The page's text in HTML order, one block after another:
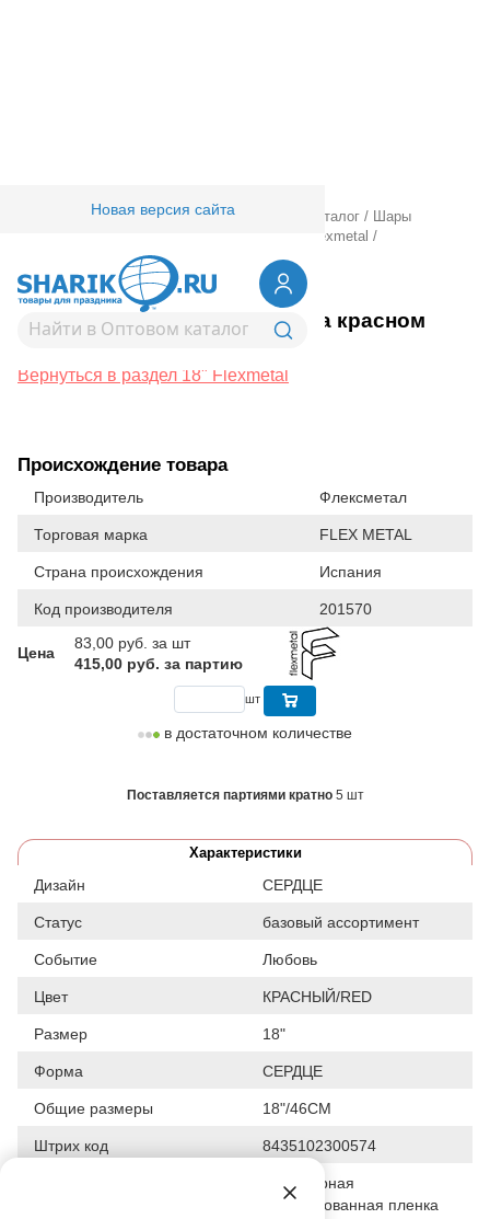
Новая версия сайта
Товары для праздника/ Оптовый каталог /
Шары
18" Flexmetal /
1202-0411Ф 18" ILY Сердца на красном
Вернуться в раздел 18" Flexmetal
Происхождение товара
Производитель Флексметал
Торговая марка FLEX METAL
Страна происхождения Испания
Код производителя 201570
Цена
83,00 руб. за шт
415,00 руб. за партию
шт
в достаточном количестве
Поставляется партиями кратно 5 шт
Характеристики
Дизайн СЕРДЦЕ
Статус базовый ассортимент
Событие Любовь
Цвет КРАСНЫЙ/RED
Размер 18"
Форма СЕРДЦЕ
Общие размеры 18"/46СМ
Штрих код 8435102300574
Полимерная
фольгированная пленка